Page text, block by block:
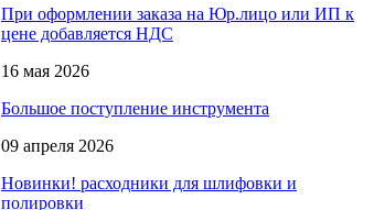
При оформлении заказа на Юр.лицо или ИП к
цене добавляется НДС
16 мая 2026
Большое поступление инструмента
09 апреля 2026
Новинки! расходники для шлифовки и
полировки